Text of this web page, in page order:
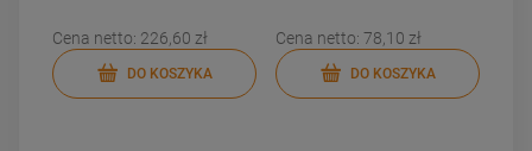
Cena netto: 226,60 zł
DO KOSZYKA
Cena netto: 78,10 zł
DO KOSZYKA